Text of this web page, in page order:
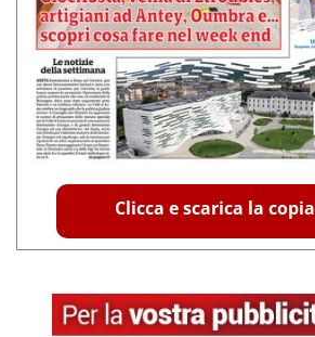
Clicca e scarica la copia